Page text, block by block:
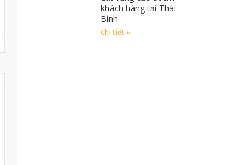
khách hàng tại Thái
Bình
Chi tiết »